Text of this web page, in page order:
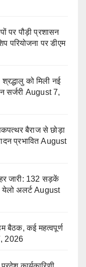
पर पौड़ी प्रशासन
पर डीएम
को मिली नई
सर्जरी August 7,
बैराज से छोड़ा
प्रभावित August
जारी: 132 सड़कें
अलर्ट August
बैठक, कई महत्वपूर्ण
2026